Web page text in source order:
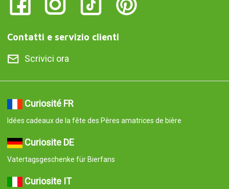
Contatti e servizio clienti
Scrivici ora
Curiosité FR
Idées cadeaux de la fête des Pères amatrices de bière
Curiosite DE
Vatertagsgeschenke für Bierfans
Curiosite IT